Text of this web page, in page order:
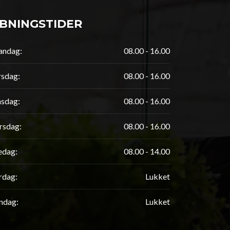
08.00 - 16.00
08.00 - 16.00
08.00 - 16.00
08.00 - 16.00
08.00 - 14.00
Lukket
Lukket